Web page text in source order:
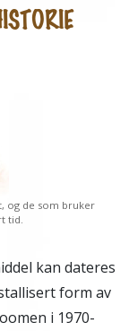
og de som bruker
tid.
kan dateres
form av
i 1970-